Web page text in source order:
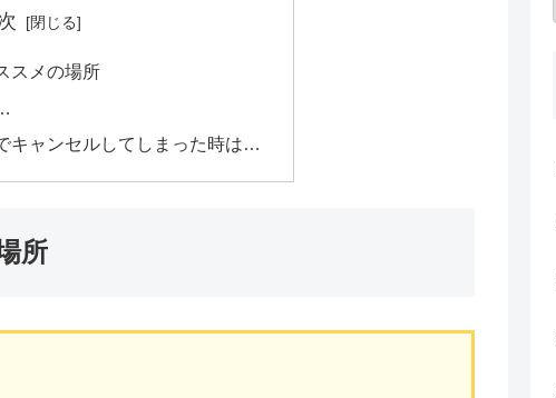
スメの場所
キャンセルしてしまった時は…
所